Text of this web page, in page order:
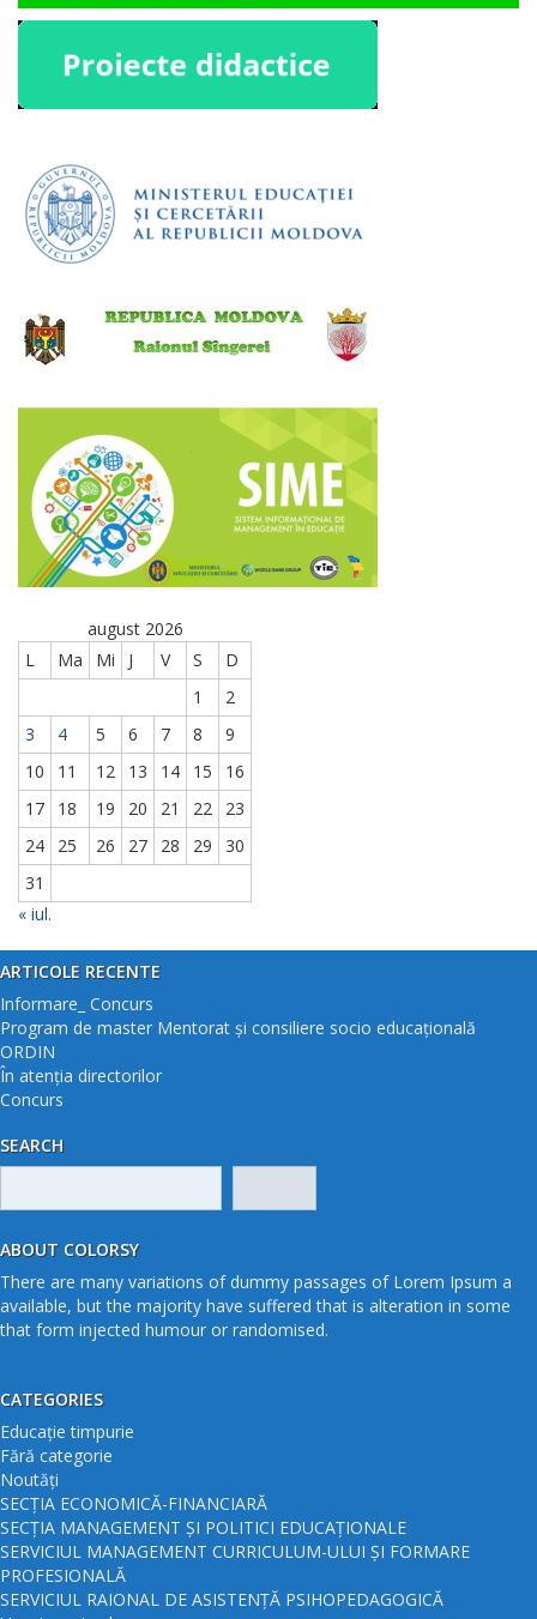
august 2026
L
Ma Mi J V S
D
1
2
3
4 5 6 7 8
9
10
11 12 13 14 15
16
17
18 19 20 21 22
23
24
25 26 27 28 29
30
31
« iul.
ARTICOLE RECENTE
Informare_ Concurs
Program de master Mentorat și consiliere socio educațională
ORDIN
În atenția directorilor
Concurs
SEARCH
ABOUT COLORSY
There are many variations of dummy passages of Lorem Ipsum a
available, but the majority have suffered that is alteration in some
that form injected humour or randomised.
CATEGORIES
Educație timpurie
Fără categorie
Noutăți
SECȚIA ECONOMICĂ-FINANCIARĂ
SECȚIA MANAGEMENT ȘI POLITICI EDUCAȚIONALE
SERVICIUL MANAGEMENT CURRICULUM-ULUI ȘI FORMARE
PROFESIONALĂ
SERVICIUL RAIONAL DE ASISTENȚĂ PSIHOPEDAGOGICĂ